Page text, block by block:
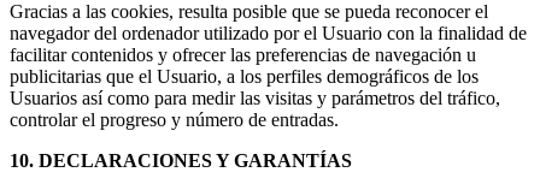
Gracias a las cookies, resulta posible que se pueda reconocer el
navegador del ordenador utilizado por el Usuario con la finalidad de
facilitar contenidos y ofrecer las preferencias de navegación u
publicitarias que el Usuario, a los perfiles demográficos de los
Usuarios así como para medir las visitas y parámetros del tráfico,
controlar el progreso y número de entradas.
10. DECLARACIONES Y GARANTÍAS